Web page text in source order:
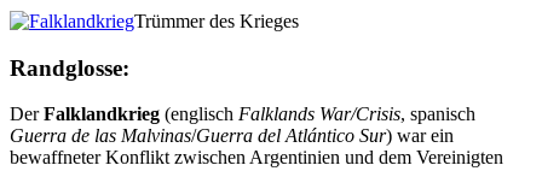
Trümmer des Krieges
Randglosse:
DerFalklandkrieg (englisch Falklands War/Crisis, spanisch
Guerra de las Malvinas/Guerra del Atlántico Sur) war ein
bewaffneter Konflikt zwischen Argentinien und dem Vereinigten